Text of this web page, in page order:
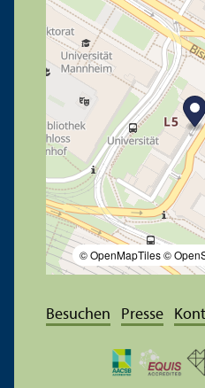
© OpenMapTiles©
Besuchen Presse